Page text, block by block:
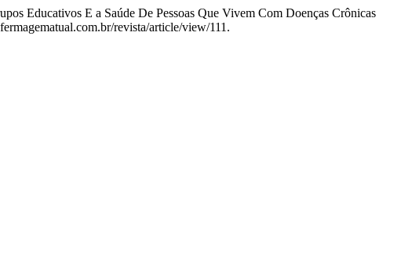
Educativos E a Saúde De Pessoas Que Vivem Com Doenças Crônicas
revista/article/view/111.